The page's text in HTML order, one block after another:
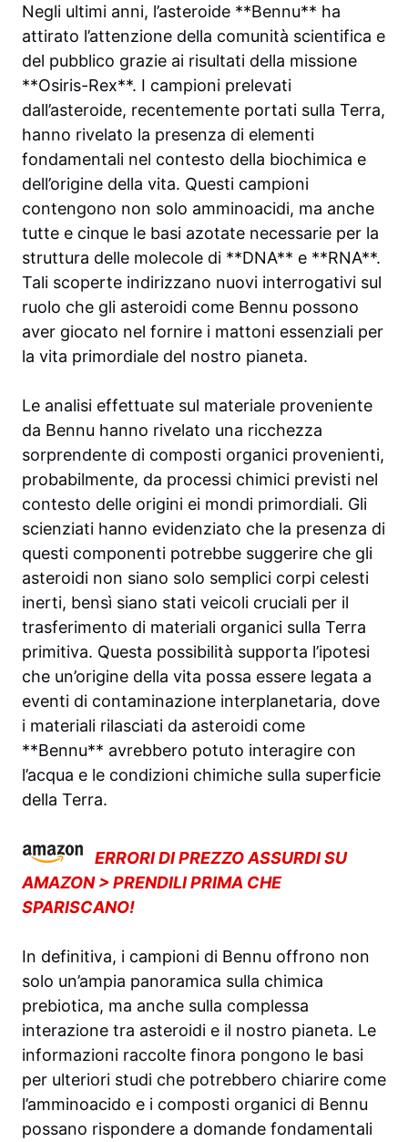
Negli ultimi anni, l’asteroide **Bennu** ha
attirato l’attenzione della comunità scientifica e
del pubblico grazie ai risultati della missione
**Osiris-Rex**. I campioni prelevati
dall’asteroide, recentemente portati sulla Terra,
hanno rivelato la presenza di elementi
fondamentali nel contesto della biochimica e
dell’origine della vita. Questi campioni
contengono non solo amminoacidi, ma anche
tutte e cinque le basi azotate necessarie per la
struttura delle molecole di **DNA** e **RNA**.
Tali scoperte indirizzano nuovi interrogativi sul
ruolo che gli asteroidi come Bennu possono
aver giocato nel fornire i mattoni essenziali per
la vita primordiale del nostro pianeta.
Le analisi effettuate sul materiale proveniente
da Bennu hanno rivelato una ricchezza
sorprendente di composti organici provenienti,
probabilmente, da processi chimici previsti nel
contesto delle origini ei mondi primordiali. Gli
scienziati hanno evidenziato che la presenza di
questi componenti potrebbe suggerire che gli
asteroidi non siano solo semplici corpi celesti
inerti, bensì siano stati veicoli cruciali per il
trasferimento di materiali organici sulla Terra
primitiva. Questa possibilità supporta l’ipotesi
che un’origine della vita possa essere legata a
eventi di contaminazione interplanetaria, dove
i materiali rilasciati da asteroidi come
**Bennu** avrebbero potuto interagire con
l’acqua e le condizioni chimiche sulla superficie
della Terra.
ERRORI DI PREZZO ASSURDI SU
AMAZON > PRENDILI PRIMA CHE
SPARISCANO!
In definitiva, i campioni di Bennu offrono non
solo un’ampia panoramica sulla chimica
prebiotica, ma anche sulla complessa
interazione tra asteroidi e il nostro pianeta. Le
informazioni raccolte finora pongono le basi
per ulteriori studi che potrebbero chiarire come
l’amminoacido e i composti organici di Bennu
possano rispondere a domande fondamentali